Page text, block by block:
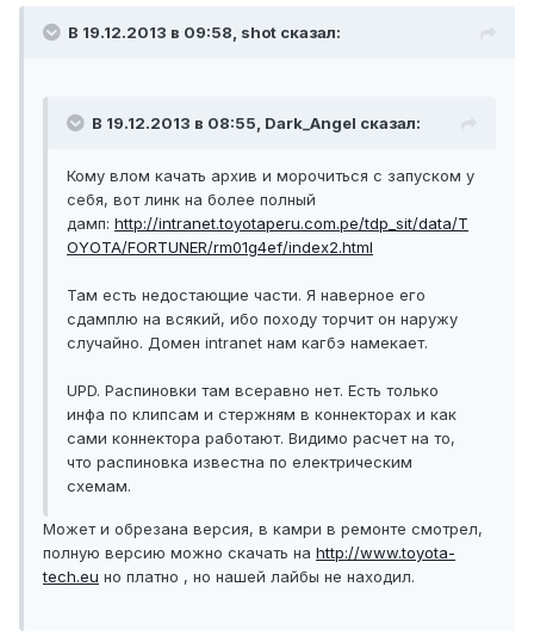
В 19.12.2013 в 09:58, shot сказал:
В 19.12.2013 в 08:55, Dark_Angel сказал:
Кому влом качать архив и морочиться с запуском у
себя, вот линк на более полный
дамп: http://intranet.toyotaperu.com.pe/tdp_sit/data/T
OYOTA/FORTUNER/rm01g4ef/index2.html
Там есть недостающие части. Я наверное его
cдамплю на всякий, ибо походу торчит он наружу
случайно. Домен intranet нам кагбэ намекает.
UPD. Распиновки там всеравно нет. Есть только
инфа по клипсам и стержням в коннекторах и как
сами коннектора работают. Видимо расчет на то,
что распиновка известна по електрическим
схемам.
Может и обрезана версия, в камри в ремонте смотрел,
полную версию можно скачать на http://www.toyota-
tech.eu но платно , но нашей лайбы не находил.